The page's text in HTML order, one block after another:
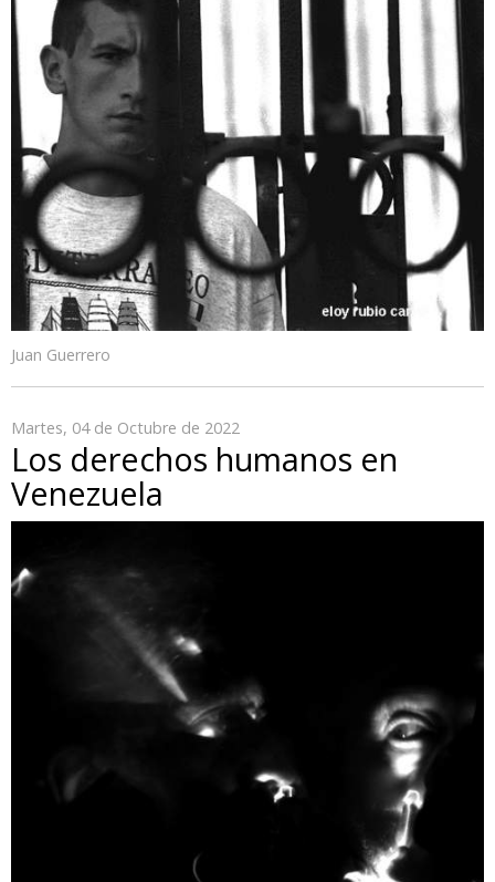
Juan Guerrero
Martes, 04 de Octubre de 2022
Los derechos humanos en
Venezuela